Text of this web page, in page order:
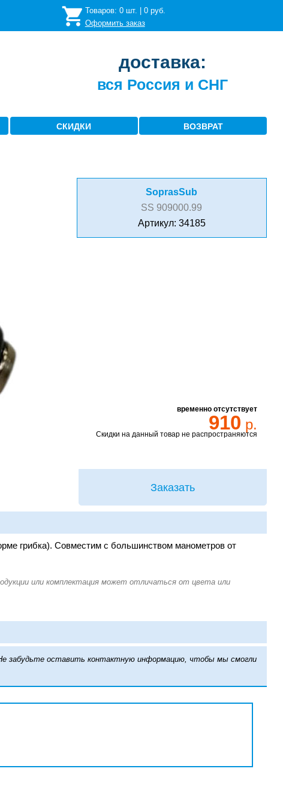
Товаров: 0шт. | 0руб.
Оформить заказ
доставка:
вся Россия и СНГ
СКИДКИ ВОЗВРАТ
SoprasSub
SS 909000.99
Артикул: 34185
временно отсутствует
910 р.
Скидки на данный товар не распространяются
Заказать
грибка). Совместим с большинством манометров от
забудьте оставить контактную информацию, чтобы мы смогли